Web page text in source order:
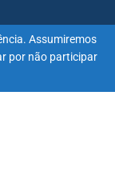
em
Assumiremos
por não participar